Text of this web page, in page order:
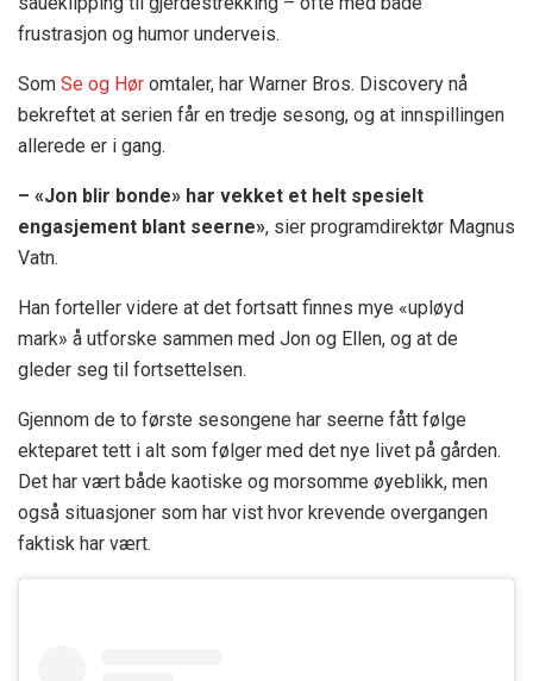
frustrasjon og humor underveis.
Som Se og Hør omtaler, har Warner Bros. Discovery nå
bekreftet at serien får en tredje sesong, og at innspillingen
allerede er i gang.
– «Jon blir bonde» har vekket et helt spesielt
engasjement blant seerne», sier programdirektør Magnus
Vatn.
Han forteller videre at det fortsatt finnes mye «upløyd
mark» å utforske sammen med Jon og Ellen, og at de
gleder seg til fortsettelsen.
Gjennom de to første sesongene har seerne fått følge
ekteparet tett i alt som følger med det nye livet på gården.
Det har vært både kaotiske og morsomme øyeblikk, men
også situasjoner som har vist hvor krevende overgangen
faktisk har vært.